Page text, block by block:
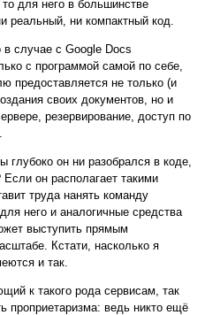
для него в большинстве
реальный, ни компактный код.
случае с Google Docs
с программой самой по себе,
предоставляется не только (и
своих документов, но и
резервирование, доступ по
глубоко он ни разобрался в коде,
он располагает такими
труда нанять команду
него и аналогичные средства
выступить прямым
Кстати, насколько я
и так.
к такого рода сервисам, так
проприетаризма: ведь никто ещё